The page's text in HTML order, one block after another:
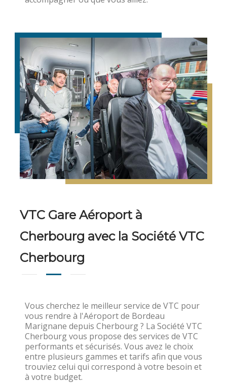
VTC Gare Aéroport à
Cherbourg avec la Société VTC
Cherbourg
Vous cherchez le meilleur service de VTC pour
vous rendre à l'Aéroport de Bordeau
Marignane depuis Cherbourg ? La Société VTC
Cherbourg vous propose des services de VTC
performants et sécurisés. Vous avez le choix
entre plusieurs gammes et tarifs afin que vous
trouviez celui qui correspond à votre besoin et
à votre budget.